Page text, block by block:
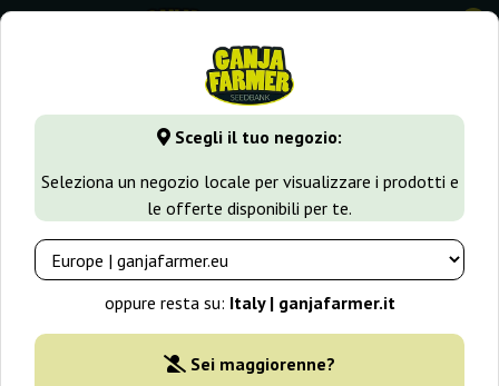
Scegli il tuo negozio:
Seleziona un negozio locale per visualizzare i prodotti e
le offerte disponibili per te.
oppure resta su: Italy | ganjafarmer.it
Sei maggiorenne?
0
GanjaFarmer.it Seedbank Humboldt Seed Company
Semi Humboldt Seed Company
Filtri Ordinamento